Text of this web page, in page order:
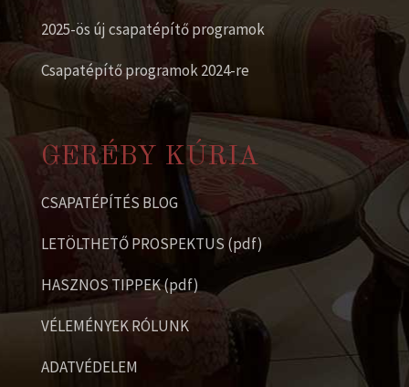
2025-ös új csapatépítő programok
Csapatépítő programok 2024-re
GERÉBY KÚRIA
CSAPATÉPÍTÉS BLOG
LETÖLTHETŐ PROSPEKTUS (pdf)
HASZNOS TIPPEK (pdf)
VÉLEMÉNYEK RÓLUNK
ADATVÉDELEM